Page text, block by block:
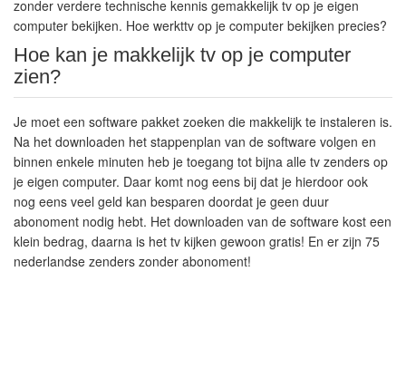
zonder verdere technische kennis gemakkelijk tv op je eigen
computer bekijken. Hoe werkttv op je computer bekijken precies?
Hoe kan je makkelijk tv op je computer
zien?
Je moet een software pakket zoeken die makkelijk te instaleren is.
Na het downloaden het stappenplan van de software volgen en
binnen enkele minuten heb je toegang tot bijna alle tv zenders op
je eigen computer. Daar komt nog eens bij dat je hierdoor ook
nog eens veel geld kan besparen doordat je geen duur
abonoment nodig hebt. Het downloaden van de software kost een
klein bedrag, daarna is het tv kijken gewoon gratis! En er zijn 75
nederlandse zenders zonder abonoment!